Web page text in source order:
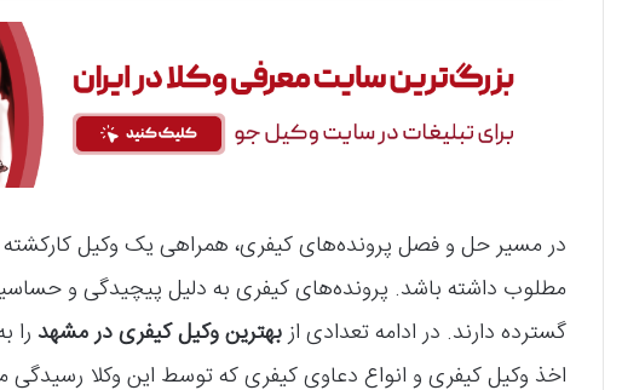
در مسیر حل و فصل پرونده‌های کیفری، همراهی یک وکیل کارکشته
مطلوب داشته باشد. پرونده‌های کیفری به دلیل پیچیدگی و
گسترده دارند. در ادامه تعدادی ازبهترین وکیل کیفری در مشهد را
اخذ وکیل کیفری و انواع دعاوی کیفری که توسط این وکلا